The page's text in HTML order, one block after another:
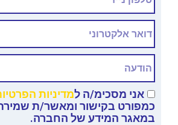
אני מסכימ/ה למדיניות
כמפורט בקישור ומאשר/ת
במאגר המידע של החברה.